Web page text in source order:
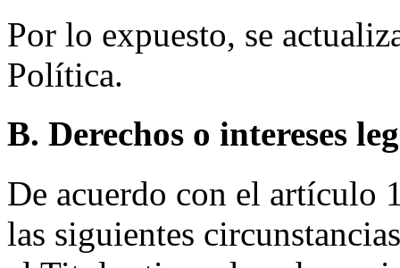
Por lo expuesto, se
Política.
B. Derechos o intereses
De acuerdo con el artículo
las siguientes